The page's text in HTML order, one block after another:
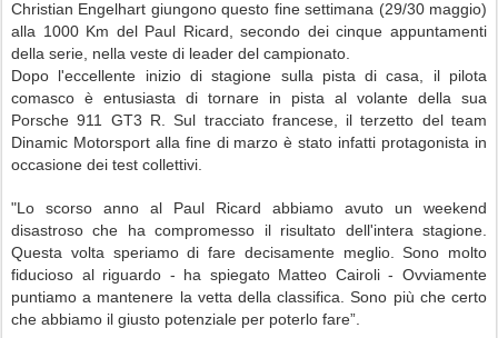
Christian Engelhart giungono questo fine settimana (29/30 maggio)
alla 1000 Km del Paul Ricard, secondo dei cinque appuntamenti
della serie, nella veste di leader del campionato.
Dopo l'eccellente inizio di stagione sulla pista di casa, il pilota
comasco è entusiasta di tornare in pista al volante della sua
Porsche 911 GT3 R. Sul tracciato francese, il terzetto del team
Dinamic Motorsport alla fine di marzo è stato infatti protagonista in
occasione dei test collettivi.
"Lo scorso anno al Paul Ricard abbiamo avuto un weekend
disastroso che ha compromesso il risultato dell'intera stagione.
Questa volta speriamo di fare decisamente meglio. Sono molto
fiducioso al riguardo - ha spiegato Matteo Cairoli - Ovviamente
puntiamo a mantenere la vetta della classifica. Sono più che certo
che abbiamo il giusto potenziale per poterlo fare”.